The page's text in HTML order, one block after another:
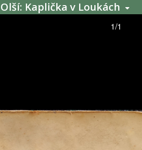
Kaplička v Loukách
1/1